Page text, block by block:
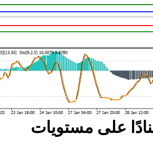
على مستويات